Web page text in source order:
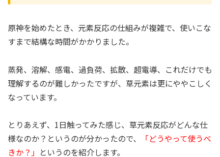
原神を始めたとき、元素反応の仕組みが複雑で、使いこな
すまで結構な時間がかかりました。
蒸発、溶解、感電、過負荷、拡散、超電導、これだけでも
理解するのが難しかったですが、草元素は更にややこしく
なっています。
とりあえず、1日触ってみた感じ、草元素反応がどんな仕
様なのか？というのが分かったので、
「どうやって使うべ
きか？」 というのを紹介します。